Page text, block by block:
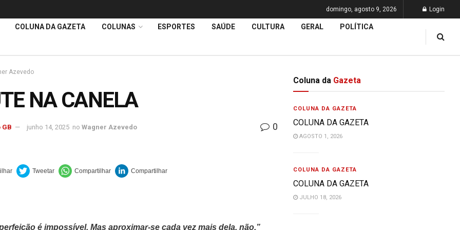
domingo, agosto 9, 2026 Login
COLUNA DA GAZETA COLUNAS ESPORTES SAÚDE CULTURA GERAL POLÍTICA
Azevedo
NA CANELA
GB junho 14, 2025 no Wagner Azevedo 0
é impossível. Mas aproximar-se cada vez mais dela, não.”
Coluna da Gazeta
COLUNA DA GAZETA
COLUNA DA GAZETA
AGOSTO 1, 2026
COLUNA DA GAZETA
COLUNA DA GAZETA
JULHO 18, 2026